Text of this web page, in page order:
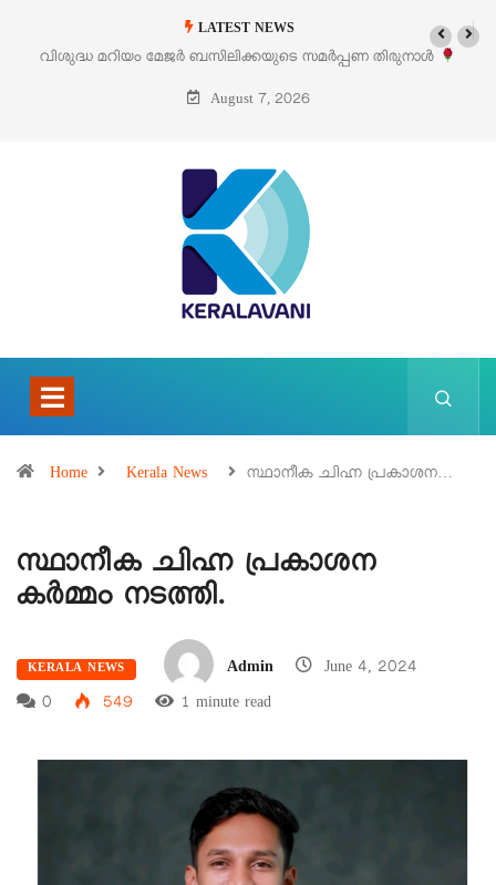
LATEST NEWS
തിരുനാൾ
‘പെറ്റൽസ്’ ലൈഫ് സ്റ്റൈൽ എക്സിബിഷനും സെയിലും
പെരുമാനൂരിൽ
August 7, 2026
Home Kerala News സ്ഥാനീക ചിഹ്ന പ്രകാശന…
സ്ഥാനീക ചിഹ്ന പ്രകാശന
കർമ്മം നടത്തി.
KERALA NEWS Admin
June 4, 2024
0
549 1 minute read